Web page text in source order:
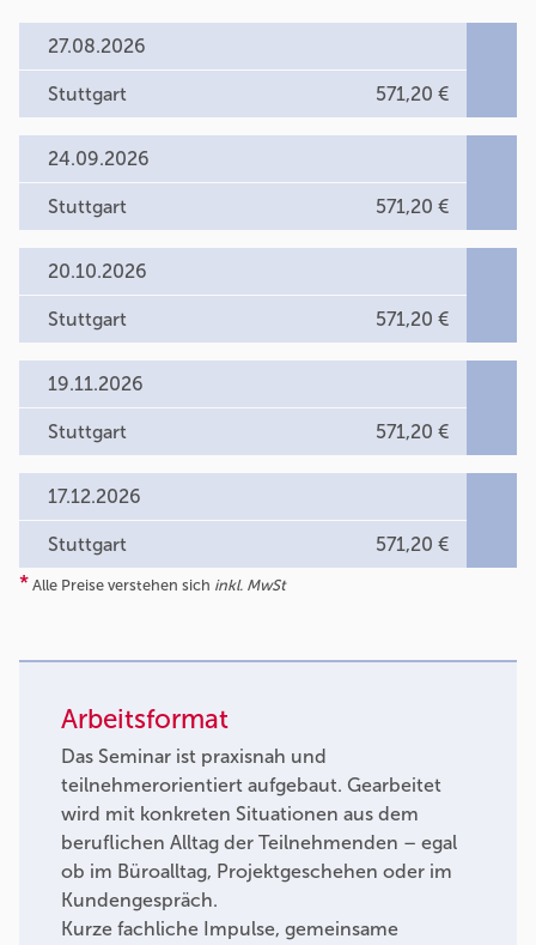
27.08.2026
Stuttgart 571,20 €
24.09.2026
Stuttgart 571,20 €
20.10.2026
Stuttgart 571,20 €
19.11.2026
Stuttgart 571,20 €
17.12.2026
Stuttgart 571,20 €
* Alle Preise verstehen sich inkl. MwSt
Arbeitsformat
Das Seminar ist praxisnah und
teilnehmerorientiert aufgebaut. Gearbeitet
wird mit konkreten Situationen aus dem
beruflichen Alltag der Teilnehmenden – egal
ob im Büroalltag, Projektgeschehen oder im
Kundengespräch.
Kurze fachliche Impulse, gemeinsame